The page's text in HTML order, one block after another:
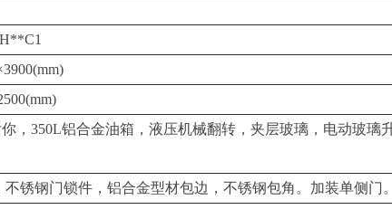
，350L铝合金油箱，液压机械翻转，夹层玻璃，电动玻璃
锈钢门锁件，铝合金型材包边，不锈钢包角。加装单侧门